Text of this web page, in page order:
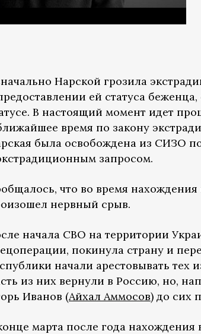
Нарской грозила
ей статуса
В настоящий момент идет
время по закону
была освобождена из СИЗО
запросом.
что во время
нервный срыв.
начала СВО на территории
покинула страну и
начали арестовывать тех
из них вернули в Россию, но,
Иванов (Айхал Аммосов) до сих
марта после года нахождения